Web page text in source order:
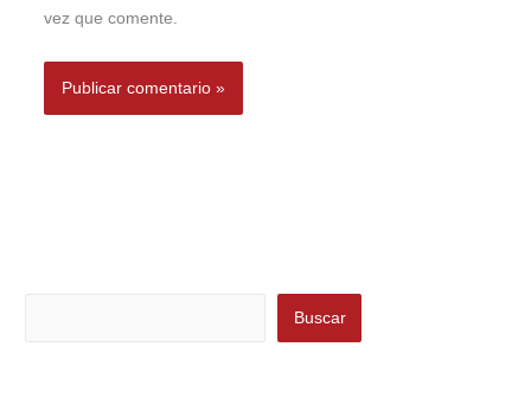
vez que comente.
Buscar